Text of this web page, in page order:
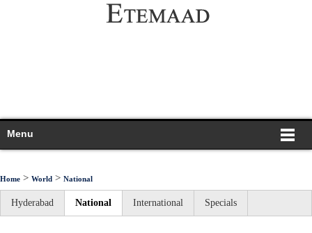
Menu
Home > World > National
Hyderabad National International Specials